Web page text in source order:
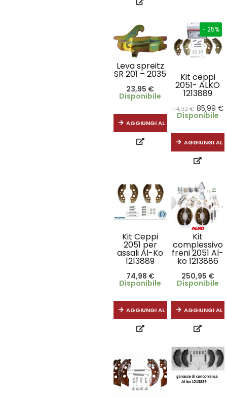
Leva spreitz
SR 201 – 2035
23,95 €
Disponibile
AGGIUNGI AL CARRELLO
- 25%
Kit ceppi
2051- ALKO
1213889
114,92€ 85,99 €
Disponibile
AGGIUNGI AL
Kit Ceppi
2051 per
assali Al-Ko
1213889
74,98 €
Disponibile
AGGIUNGI AL CARRELLO
Kit
complessivo
freni 2051 Al-
ko 1213886
250,95 €
Disponibile
AGGIUNGI AL